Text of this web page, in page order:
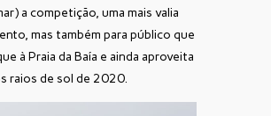
a competição, uma mais valia
mas também para público que
à Praia da Baía e ainda aproveita
raios de sol de 2020.